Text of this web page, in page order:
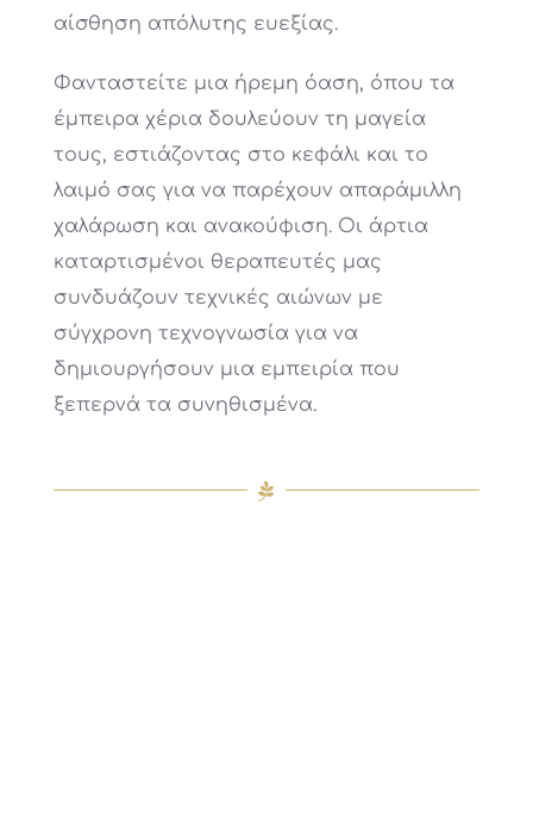
αίσθηση απόλυτης ευεξίας.
Φανταστείτε μια ήρεμη όαση, όπου τα
έμπειρα χέρια δουλεύουν τη μαγεία
τους, εστιάζοντας στο κεφάλι και το
λαιμό σας για να παρέχουν απαράμιλλη
χαλάρωση και ανακούφιση. Οι άρτια
καταρτισμένοι θεραπευτές μας
συνδυάζουν τεχνικές αιώνων με
σύγχρονη τεχνογνωσία για να
δημιουργήσουν μια εμπειρία που
ξεπερνά τα συνηθισμένα.